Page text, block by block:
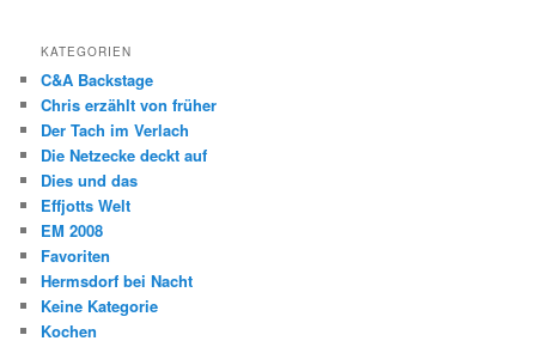
KATEGORIEN
C&A Backstage
Chris erzählt von früher
Der Tach im Verlach
Die Netzecke deckt auf
Dies und das
Effjotts Welt
EM 2008
Favoriten
Hermsdorf bei Nacht
Keine Kategorie
Kochen